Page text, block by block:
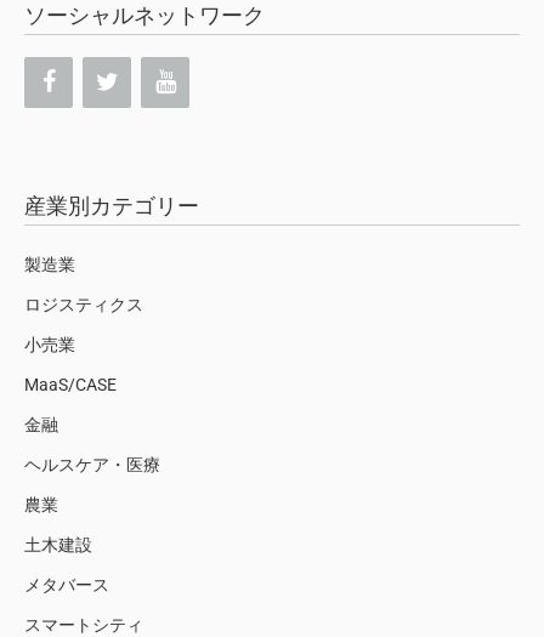
ソーシャルネットワーク
産業別カテゴリー
製造業
ロジスティクス
小売業
MaaS/CASE
金融
ヘルスケア・医療
農業
土木建設
メタバース
スマートシティ